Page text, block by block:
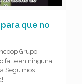
que no
Grupo
falte en ninguna
Seguimos